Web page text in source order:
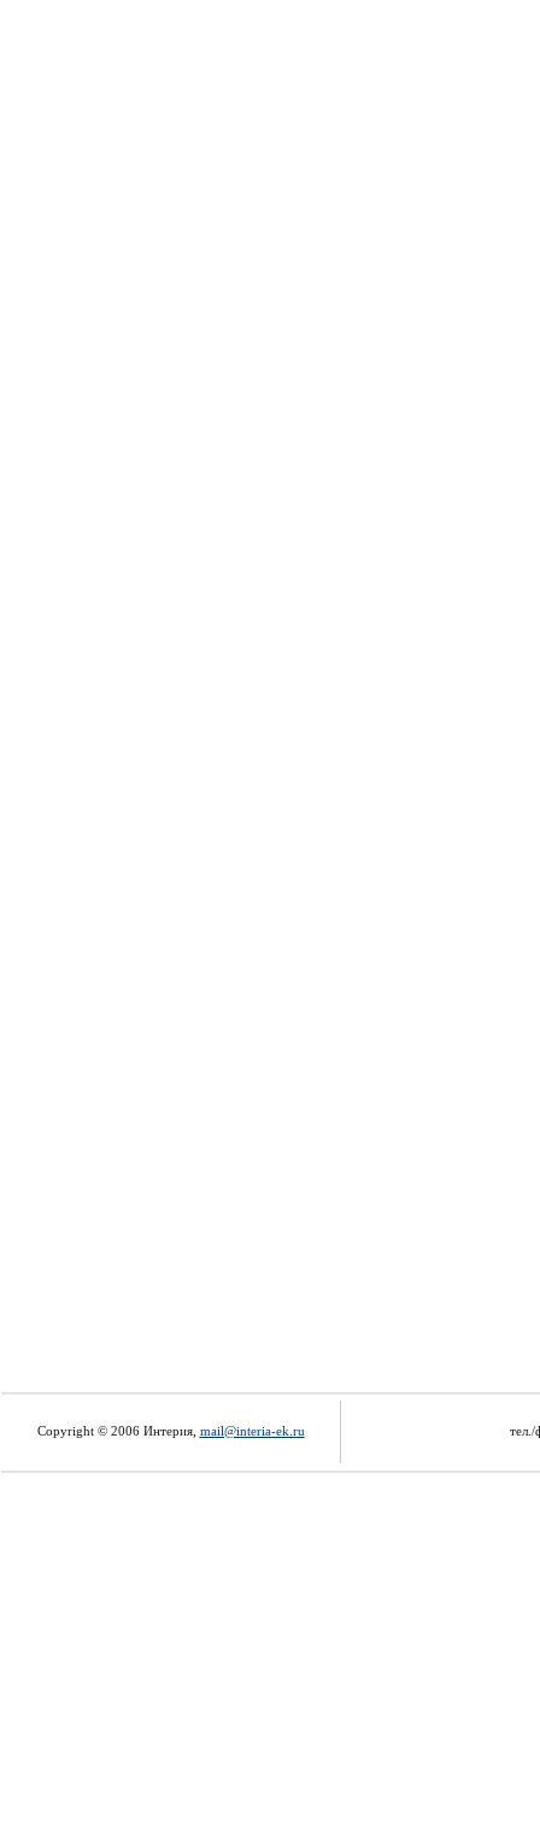
Copyright © 2006 Интерия, mail@interia-ek.ru